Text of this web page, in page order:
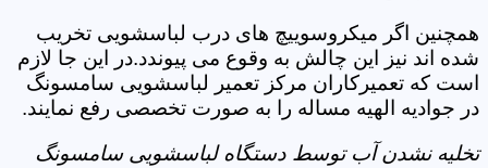
همچنین اگر میکروسوییچ های درب لباسشویی تخریب
شده اند نیز این چالش به وقوع می پیوندد.در این جا لازم
است که تعمیرکاران مرکز تعمیر لباسشویی سامسونگ
در جوادیه الهیه مساله را به صورت تخصصی رفع نمایند.
تخلیه نشدن آب توسط دستگاه لباسشویی سامسونگ